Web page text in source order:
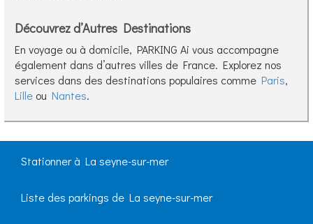
Découvrez d’Autres Destinations
En voyage ou à domicile, PARKING Ai vous accompagne
également dans d’autres villes de France. Explorez nos
services dans des destinations populaires comme Paris,
Lille ou Nantes.
Stationner à La seyne-sur-mer
Liste des parkings de La seyne-sur-mer